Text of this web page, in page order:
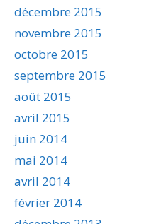
décembre 2015
novembre 2015
octobre 2015
septembre 2015
août 2015
avril 2015
juin 2014
mai 2014
avril 2014
février 2014